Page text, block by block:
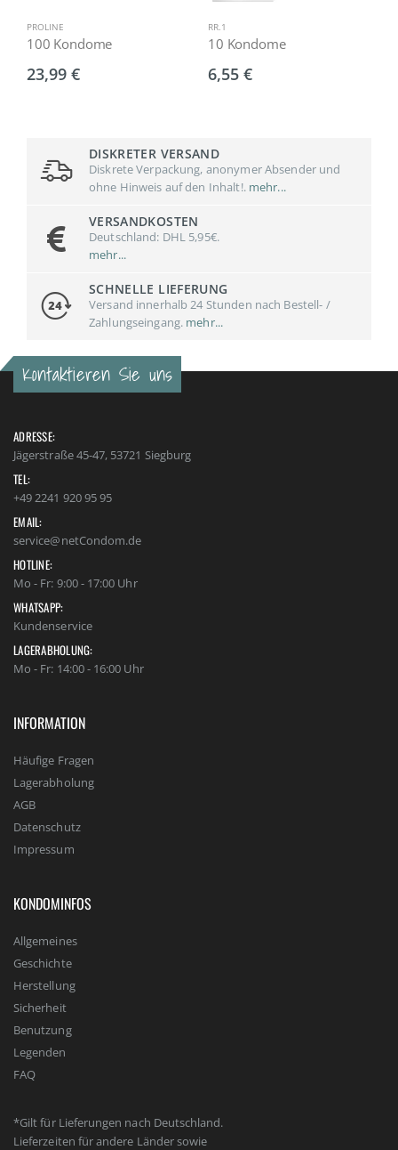
PROLINE
100 Kondome
23,99 €
RR.1
10 Kondome
6,55 €
DISKRETER VERSAND
Diskrete Verpackung, anonymer Absender und
ohne Hinweis auf den Inhalt!.mehr...
VERSANDKOSTEN
Deutschland: DHL 5,95€.
mehr...
SCHNELLE LIEFERUNG
Versand innerhalb 24 Stunden nach Bestell- /
Zahlungseingang. mehr...
Kontaktieren Sie uns
ADRESSE:
Jägerstraße 45-47, 53721 Siegburg
TEL:
+49 2241 920 95 95
EMAIL:
service@netCondom.de
HOTLINE:
Mo - Fr: 9:00 - 17:00 Uhr
WHATSAPP:
Kundenservice
LAGERABHOLUNG:
Mo - Fr: 14:00 - 16:00 Uhr
INFORMATION
Häufige Fragen
Lagerabholung
AGB
Datenschutz
Impressum
KONDOMINFOS
Allgemeines
Geschichte
Herstellung
Sicherheit
Benutzung
Legenden
FAQ
*Gilt für Lieferungen nach Deutschland.
Lieferzeiten für andere Länder sowie